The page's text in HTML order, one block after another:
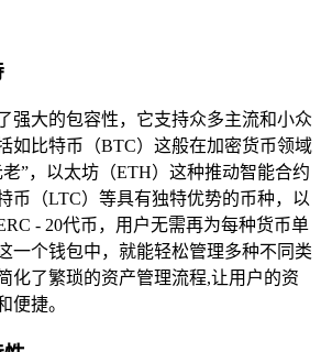
强大的包容性，它支持众多主流和小众
如比特币（BTC）这般在加密货币领域
”，以太坊（ETH）这种推动智能合约
币（LTC）等具有独特优势的币种，以
- 20代币，用户无需再为每种货币单
一个钱包中，就能轻松管理多种不同类
化了繁琐的资产管理流程,让用户的资
便捷。